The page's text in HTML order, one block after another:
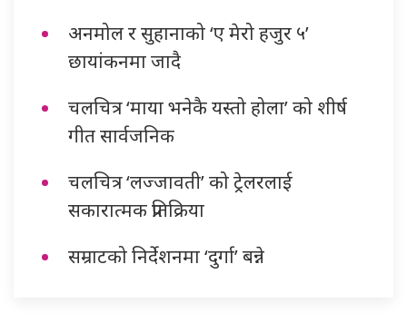
अनमोल र सुहानाको ‘ए मेरो हजुर ५’
छायांकनमा जादै
चलचित्र ‘माया भनेकै यस्तो होला’ को शीर्ष
गीत सार्वजनिक
चलचित्र ‘लज्जावती’ को ट्रेलरलाई
सकारात्मक प्रतिक्रिया
सम्राटको निर्देशनमा ‘दुर्गा’ बन्ने